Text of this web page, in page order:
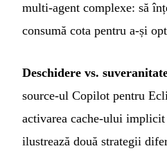
multi-agent complexe: să
consumă cota pentru a-și
Deschidere vs.
source-ul Copilot pentru
activarea cache-ului
ilustrează două strategii